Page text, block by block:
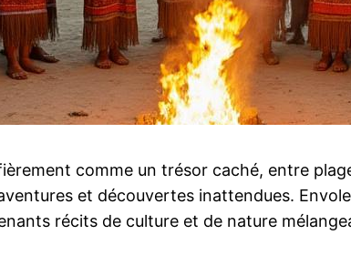
comme un trésor caché, entre
et découvertes inattendues.
récits de culture et de nature